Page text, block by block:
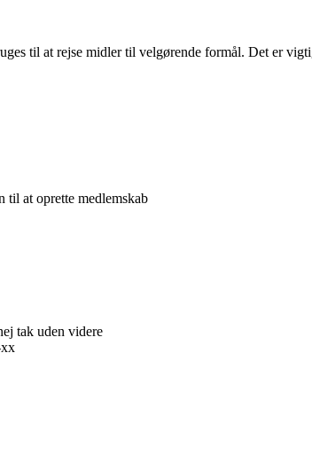
til at rejse midler til velgørende formål. Det er
til at oprette medlemskab
tak uden videre